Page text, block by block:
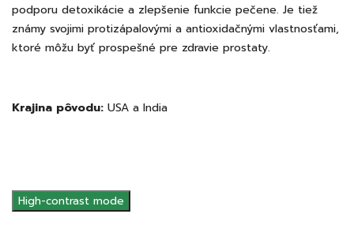
podporu detoxikácie a zlepšenie funkcie pečene. Je tiež
známy svojimi protizápalovými a antioxidačnými vlastnosťami,
ktoré môžu byť prospešné pre zdravie prostaty.
Krajina pôvodu: USA a India
High-contrast mode